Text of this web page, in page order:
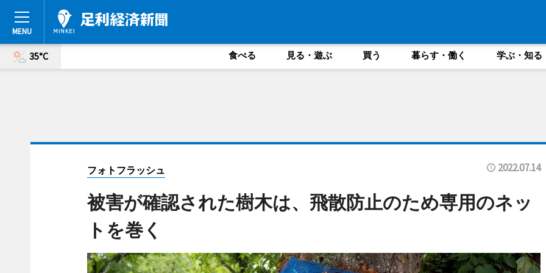
35°C 食べる 見る・遊ぶ 買う 暮らす・働く 学ぶ・知る
フォトフラッシュ 2022.07.14
被害が確認された樹木は、飛散防止のため専用のネッ
トを巻く